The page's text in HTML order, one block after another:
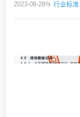
视频勘察
2023-08-28📂 行业标准